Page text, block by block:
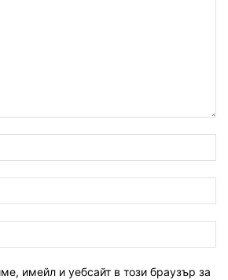
имейл и уебсайт в този браузър за